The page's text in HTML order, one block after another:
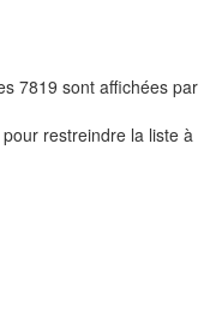
7819 sont affichées par
restreindre la liste à